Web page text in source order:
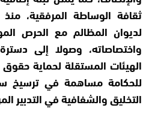
ثقافة الوساطة المرفقية،
لديوان المظالم مع الحرص
واختصاصاته، وصولا إلى
الهيئات المستقلة لحماية
للحكامة مساهمة في ترسيخ
التخليق والشفافية في التدبير